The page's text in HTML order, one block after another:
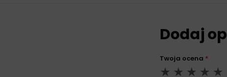
Dodaj
Twoja ocena *